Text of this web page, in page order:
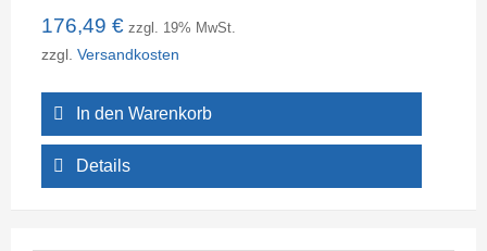
176,49 € zzgl. 19% MwSt.
zzgl. Versandkosten
In den Warenkorb
Details